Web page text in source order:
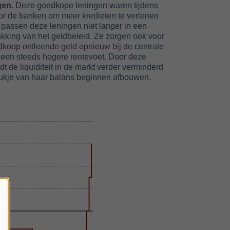
. Deze goedkope leningen waren tijdens
de banken om meer kredieten te verlenen
deze leningen niet langer in een
van het geldbeleid. Ze zorgen ook voor
ontleende geld opnieuw bij de centrale
steeds hogere rentevoet. Door deze
de liquiditeit in de markt verder verminderd
van haar balans beginnen afbouwen.